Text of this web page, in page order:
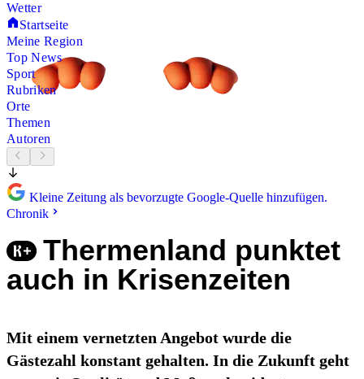
Wetter
Startseite
Meine Region
Top News
Sport
Rubriken
Orte
Themen
Autoren
Kleine Zeitung als bevorzugte Google-Quelle hinzufügen.
Chronik
Thermenland punktet
auch in Krisenzeiten
Mit einem vernetzten Angebot wurde die
Gästezahl konstant gehalten. In die Zukunft geht